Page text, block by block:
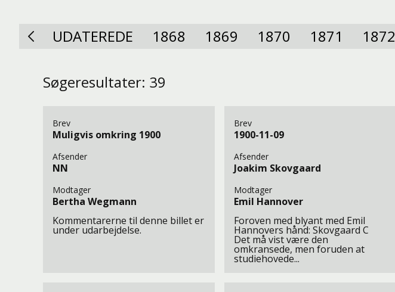
UDATEREDE 1868 1869 1870 1871 1872
Søgeresultater: 39
Brev
Muligvis omkring 1900
Afsender
NN
Modtager
Bertha Wegmann
Kommentarerne til denne billet er
under udarbejdelse.
Brev
1900-11-09
Afsender
Joakim Skovgaard
Modtager
Emil Hannover
Foroven med blyant med Emil
Hannovers hånd: Skovgaard C
Det må vist være den
omkransede, men foruden at
studiehovede...